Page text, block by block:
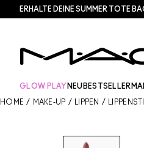
ERHALTE DEINE SUMMER TOTE
GLOW PLAY NEU BESTSELLER
HOME / MAKE-UP / LIPPEN /